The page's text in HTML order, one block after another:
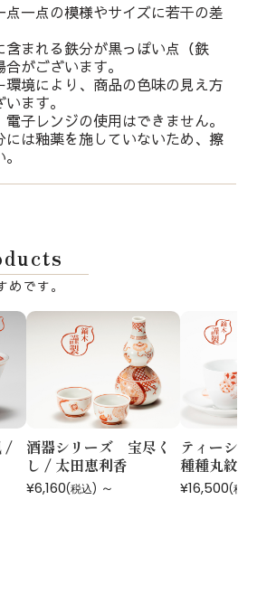
点一点の模様やサイズに若干の差
まれる鉄分が黒っぽい点（鉄
がございます。
環境により、商品の色味の見え方
ます。
電子レンジの使用はできません。
には釉薬を施していないため、擦
/
酒器シリーズ 宝尽く
し / 太田恵利香
¥6,160(税込) ～
ティーシ
種種丸紋 /
¥16,500(税